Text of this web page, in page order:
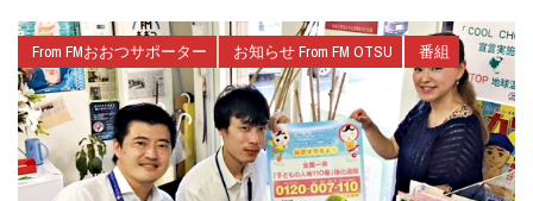
From FMおおつサポーター お知らせ From FM OTSU 番組